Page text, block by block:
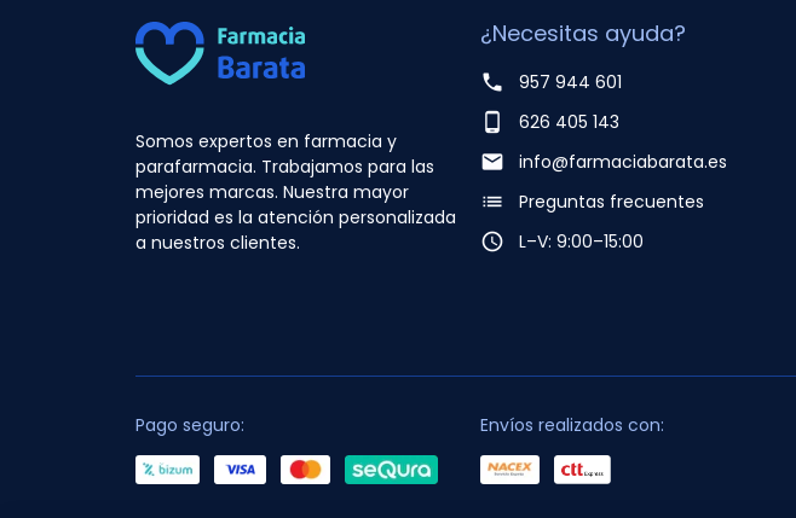
Somos expertos en farmacia y
parafarmacia. Trabajamos para las
mejores marcas. Nuestra mayor
prioridad es la atención personalizada
a nuestros clientes.
¿Necesitas ayuda?
phone
957 944 601
phone_android
626 405 143
email
info@farmaciabarata.es
list
Preguntas frecuentes
access_time
L–V: 9:00–15:00
Pago seguro: Envíos realizados con: